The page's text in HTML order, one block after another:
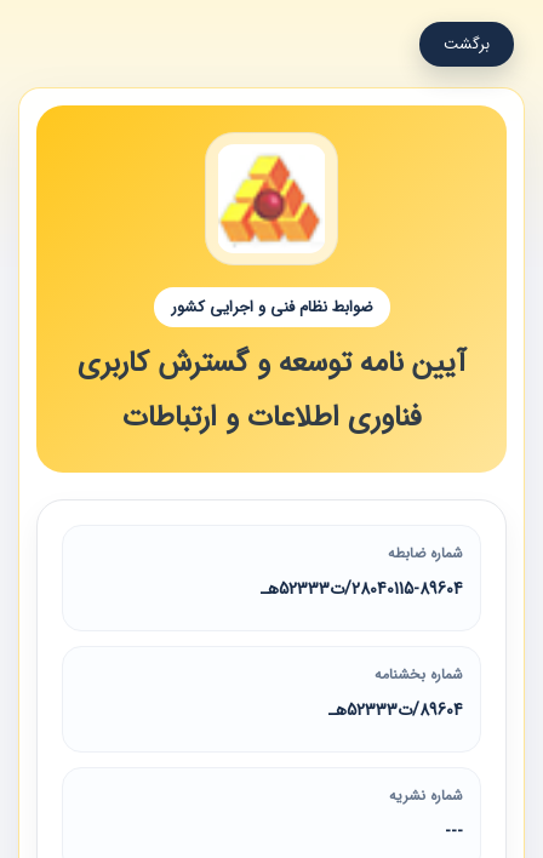
برگشت
ضوابط نظام فنی و اجرایی کشور
آیین نامه توسعه و گسترش کاربری
فناوری اطلاعات و ارتباطات
شماره ضابطه
28040115-89604/ت52333هـ
شماره بخشنامه
89604/ت52333هـ
شماره نشریه
---